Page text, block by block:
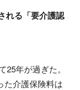
れる「要介護認
年が過ぎた。
た介護保険料は